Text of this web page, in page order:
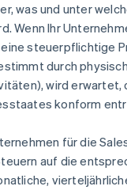
was und unter
Wenn Ihr
steuerpflichtige
durch
wird erwartet,
konform
für die
auf die